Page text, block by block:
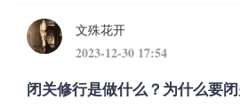
文殊花开
2023-12-30 17:54
闭关修行是做什么？为什么要